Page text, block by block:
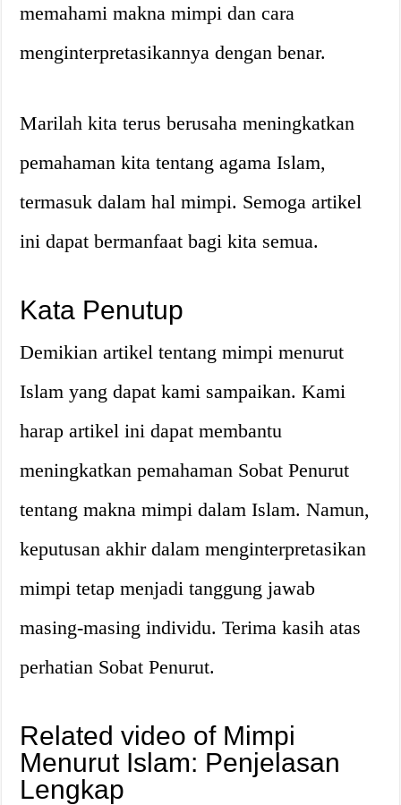
memahami makna mimpi dan cara
menginterpretasikannya dengan benar.
Marilah kita terus berusaha meningkatkan
pemahaman kita tentang agama Islam,
termasuk dalam hal mimpi. Semoga artikel
ini dapat bermanfaat bagi kita semua.
Kata Penutup
Demikian artikel tentang mimpi menurut
Islam yang dapat kami sampaikan. Kami
harap artikel ini dapat membantu
meningkatkan pemahaman Sobat Penurut
tentang makna mimpi dalam Islam. Namun,
keputusan akhir dalam menginterpretasikan
mimpi tetap menjadi tanggung jawab
masing-masing individu. Terima kasih atas
perhatian Sobat Penurut.
Related video of Mimpi
Menurut Islam: Penjelasan
Lengkap